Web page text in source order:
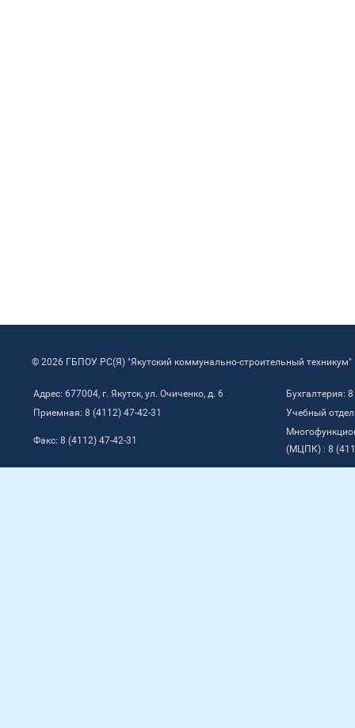
© 2026 ГБПОУ РС(Я) "Якутский коммунально-строительный техникум"
Адрес: 677004, г. Якутск, ул. Очиченко, д. 6
Бухгалтерия:
Приемная: 8 (4112) 47-42-31
Учебный
Факс: 8 (4112) 47-42-31
(МЦПК) : 8